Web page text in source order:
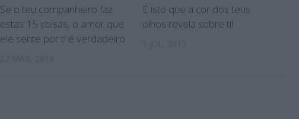
Se o teu companheiro faz
estas 15 coisas, o amor que
ele sente por ti é verdadeiro
É isto que a cor dos teus
olhos revela sobre ti!